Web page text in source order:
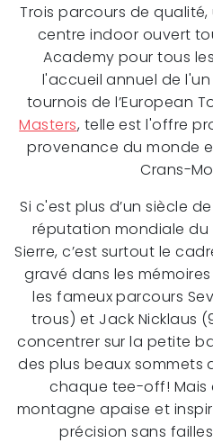
Trois parcours de
centre indoor ouvert
Academy pour tous
l'accueil annuel de
tournois de l’European
Masters, telle est l'offre
provenance du monde
Crans-
Si c'est plus d’un siècle
réputation mondiale
Sierre, c’est surtout le
gravé dans les
les fameux parcours
trous) et Jack Nicklaus
concentrer sur la petite
des plus beaux sommets
chaque tee-off! Mais
montagne apaise et
précision sans